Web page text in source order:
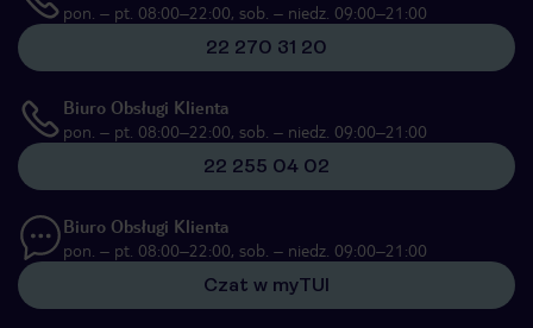
pon. – pt. 08:00–22:00, sob. – niedz. 09:00–21:00
22 270 31 20
Biuro Obsługi Klienta
pon. – pt. 08:00–22:00, sob. – niedz. 09:00–21:00
22 255 04 02
Biuro Obsługi Klienta
pon. – pt. 08:00–22:00, sob. – niedz. 09:00–21:00
Czat w myTUI